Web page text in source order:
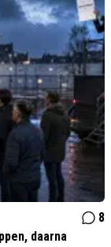
8
daarna